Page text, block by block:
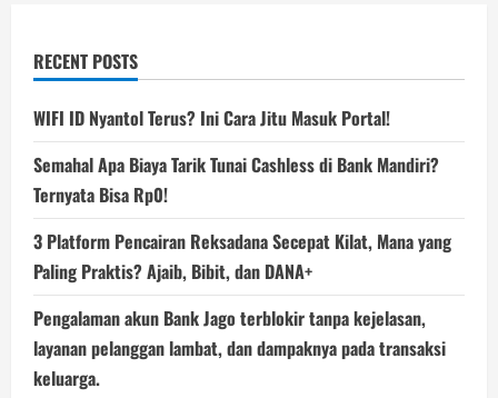
RECENT POSTS
WIFI ID Nyantol Terus? Ini Cara Jitu Masuk Portal!
Semahal Apa Biaya Tarik Tunai Cashless di Bank Mandiri?
Ternyata Bisa Rp0!
3 Platform Pencairan Reksadana Secepat Kilat, Mana yang
Paling Praktis? Ajaib, Bibit, dan DANA+
Pengalaman akun Bank Jago terblokir tanpa kejelasan,
layanan pelanggan lambat, dan dampaknya pada transaksi
keluarga.